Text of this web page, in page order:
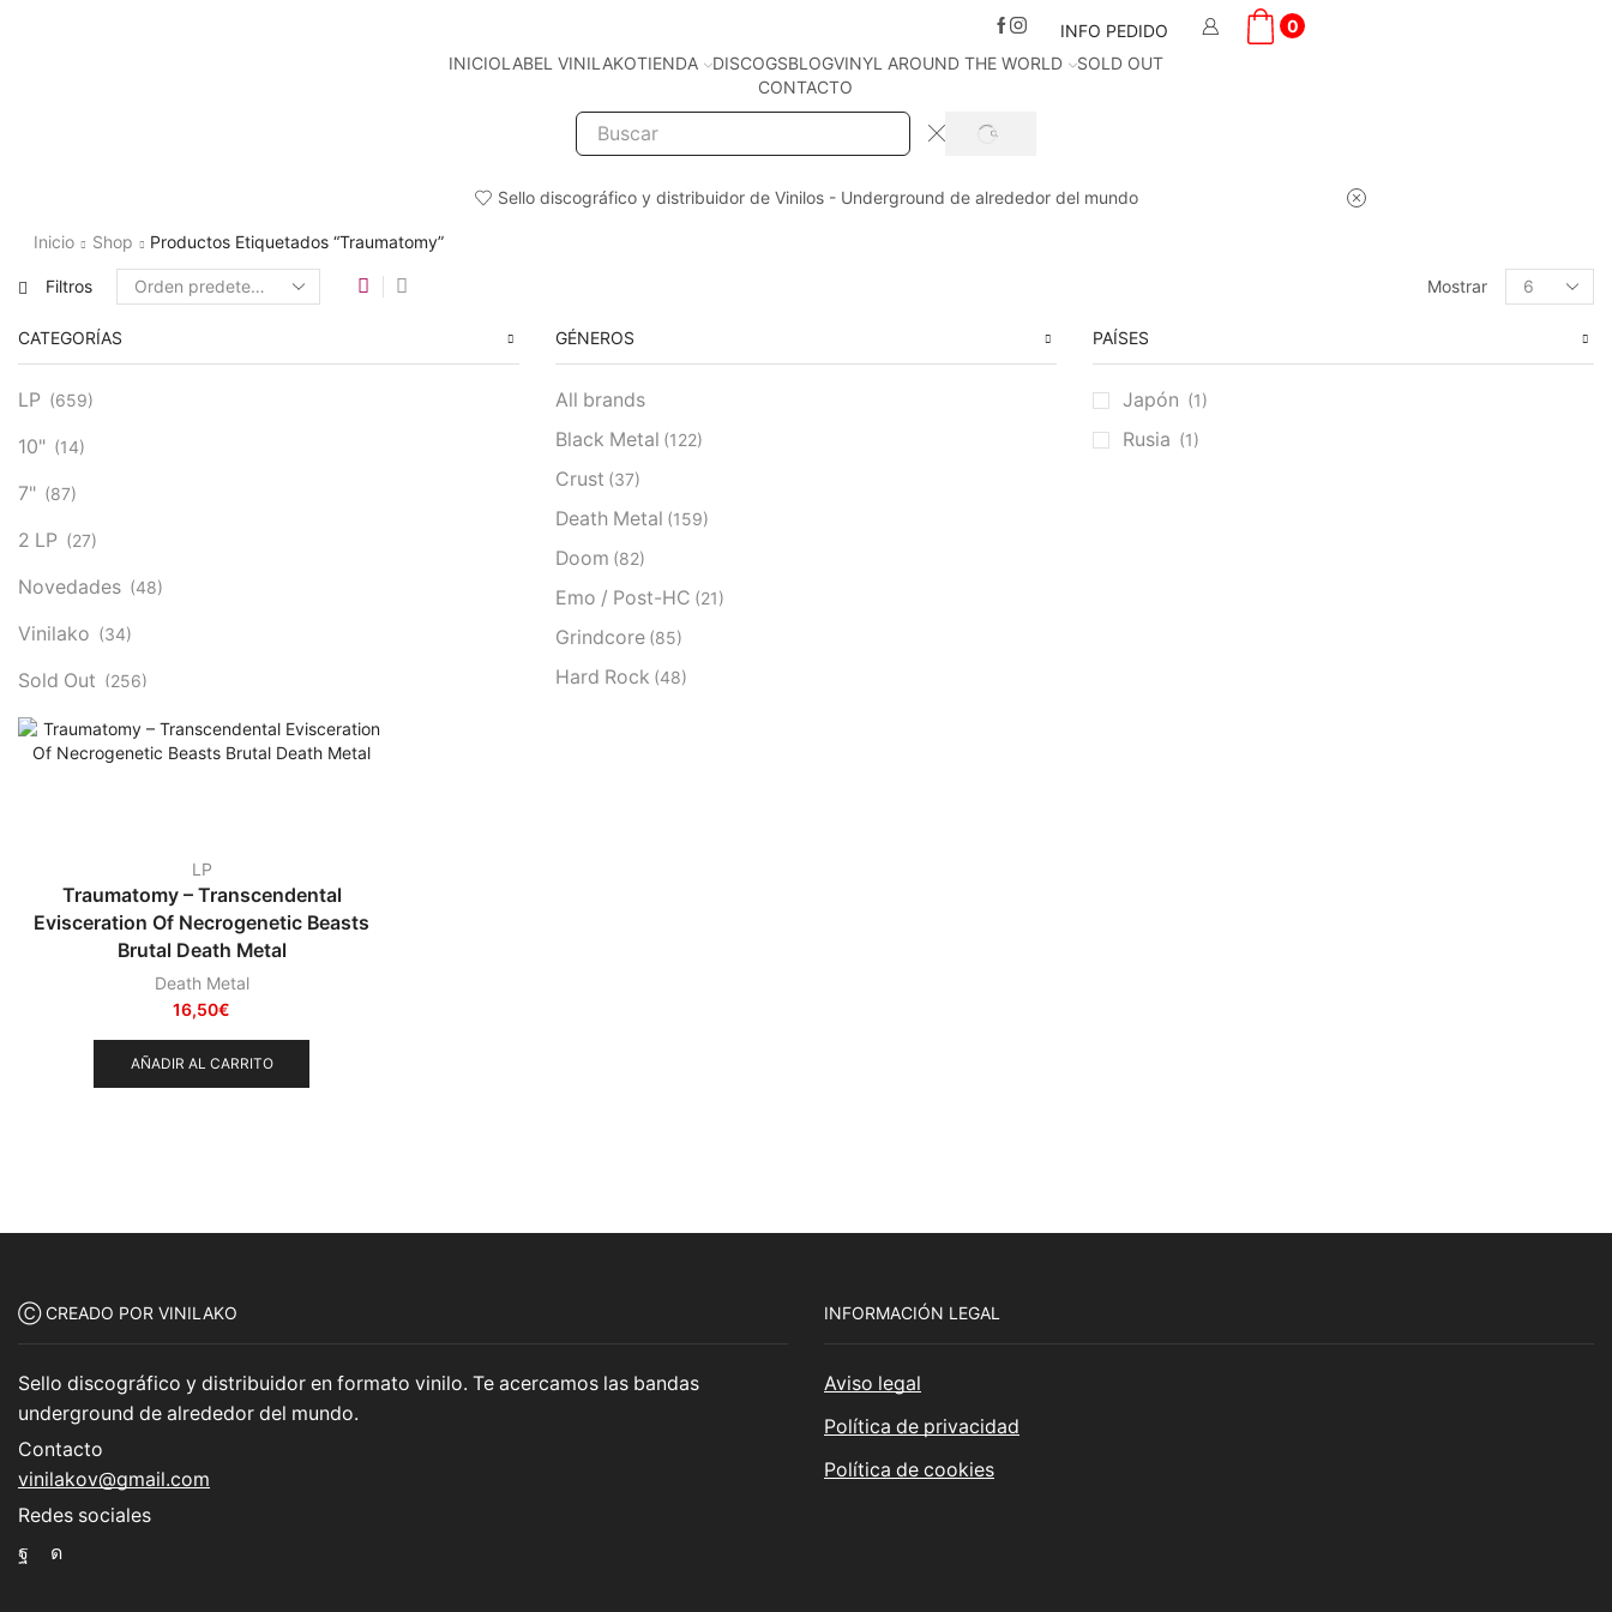
INFO PEDIDO
0
INICIOLABEL VINILAKOTIENDA DISCOGSBLOGVINYL AROUND THE WORLD
SOLD OUT
CONTACTO
Search
SEARCH
Sello discográfico y distribuidor de Vinilos - Underground de alrededor del mundo
Inicio Shop Productos Etiquetados “Traumatomy”
Filtros Mostrar
Products
per
CATEGORÍAS
LP (659)
10" (14)
7" (87)
2 LP (27)
Novedades (48)
Vinilako (34)
Sold Out (256)
GÉNEROS
All brands
Black Metal (122)
Crust (37)
Death Metal (159)
Doom (82)
Emo / Post-HC (21)
Grindcore (85)
Hard Rock (48)
PAÍSES
Japón (1)
Rusia (1)
LP
Traumatomy – Transcendental
Evisceration Of Necrogenetic Beasts
Brutal Death Metal
Death Metal
16,50€
AÑADIR AL CARRITO
Ⓒ CREADO POR VINILAKO
Sello discográfico y distribuidor en formato vinilo. Te acercamos las bandas
underground de alrededor del mundo.
Contacto
vinilakov@gmail.com
Redes sociales
Facebook
Instagram
INFORMACIÓN LEGAL
Aviso legal
Política de privacidad
Política de cookies